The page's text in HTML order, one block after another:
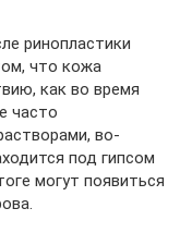
ринопластики
что кожа
как во время
часто
во-
под гипсом
могут появиться